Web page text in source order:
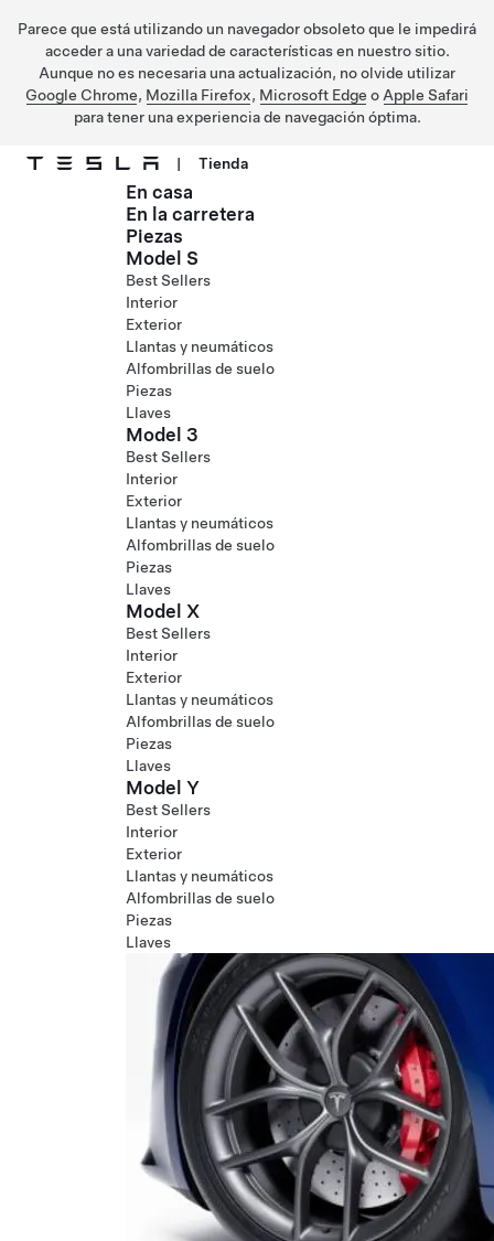
Parece que está utilizando un navegador obsoleto que le impedirá
acceder a una variedad de características en nuestro sitio.
Aunque no es necesaria una actualización, no olvide utilizar
Google Chrome, Mozilla Firefox, Microsoft Edge o Apple Safari
para tener una experiencia de navegación óptima.
Ir al contenido principal
| Tienda
En casa
En la carretera
Piezas
Model S
Best Sellers
Interior
Exterior
Llantas y neumáticos
Alfombrillas de suelo
Piezas
Llaves
Model 3
Best Sellers
Interior
Exterior
Llantas y neumáticos
Alfombrillas de suelo
Piezas
Llaves
Model X
Best Sellers
Interior
Exterior
Llantas y neumáticos
Alfombrillas de suelo
Piezas
Llaves
Model Y
Best Sellers
Interior
Exterior
Llantas y neumáticos
Alfombrillas de suelo
Piezas
Llaves